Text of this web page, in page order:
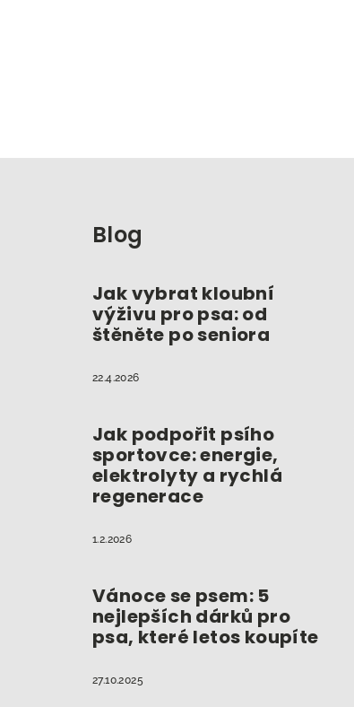
Blog
Jak vybrat kloubní
výživu pro psa: od
štěněte po seniora
22.4.2026
Jak podpořit psího
sportovce: energie,
elektrolyty a rychlá
regenerace
1.2.2026
Vánoce se psem: 5
nejlepších dárků pro
psa, které letos koupíte
27.10.2025